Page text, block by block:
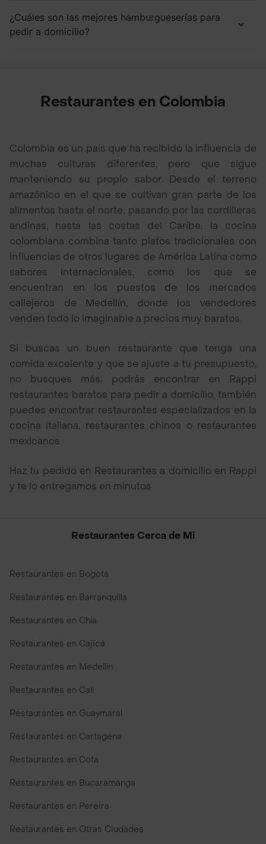
¿Cuáles son las mejores hamburgueserías para
pedir a domicilio?
Restaurantes en Colombia
Colombia es un país que ha recibido la influencia de
muchas culturas diferentes, pero que sigue
manteniendo su propio sabor. Desde el terreno
amazónico en el que se cultivan gran parte de los
alimentos hasta el norte, pasando por las cordilleras
andinas, hasta las costas del Caribe, la cocina
colombiana combina tanto platos tradicionales con
influencias de otros lugares de América Latina como
sabores internacionales, como los que se
encuentran en los puestos de los mercados
callejeros de Medellín, donde los vendedores
venden todo lo imaginable a precios muy baratos.
Si buscas un buen restaurante que tenga una
comida excelente y que se ajuste a tu presupuesto,
no busques más; podrás encontrar en Rappi
restaurantes baratos para pedir a domicilio, también
puedes encontrar restaurantes especializados en la
cocina italiana, restaurantes chinos o restaurantes
mexicanos.
Haz tu pedido en Restaurantes a domicilio en Rappi
y te lo entregamos en minutos
Restaurantes Cerca de Mi
Restaurantes en Bogotá
Restaurantes en Barranquilla
Restaurantes en Chía
Restaurantes en Cajicá
Restaurantes en Medellín
Restaurantes en Cali
Restaurantes en Guaymaral
Restaurantes en Cartagena
Restaurantes en Cota
Restaurantes en Bucaramanga
Restaurantes en Pereira
Restaurantes en Otras Ciudades